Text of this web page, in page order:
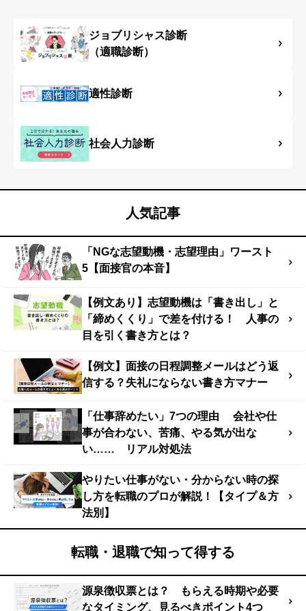
ジョブリシャス診断
（適職診断）
適性診断
社会人力診断
人気記事
「NGな志望動機・志望理由」ワースト
5【面接官の本音】
【例文あり】志望動機は「書き出し」と
「締めくくり」で差を付ける！ 人事の
目を引く書き方とは？
【例文】面接の日程調整メールはどう返
信する？失礼にならない書き方マナー
「仕事辞めたい」7つの理由 会社や仕
事が合わない、苦痛、やる気が出な
い…… リアル対処法
やりたい仕事がない・分からない時の探
し方を転職のプロが解説！【タイプ＆方
法別】
転職・退職で知って得する
源泉徴収票とは？ もらえる時期や必要
なタイミング、見るべきポイント4つ